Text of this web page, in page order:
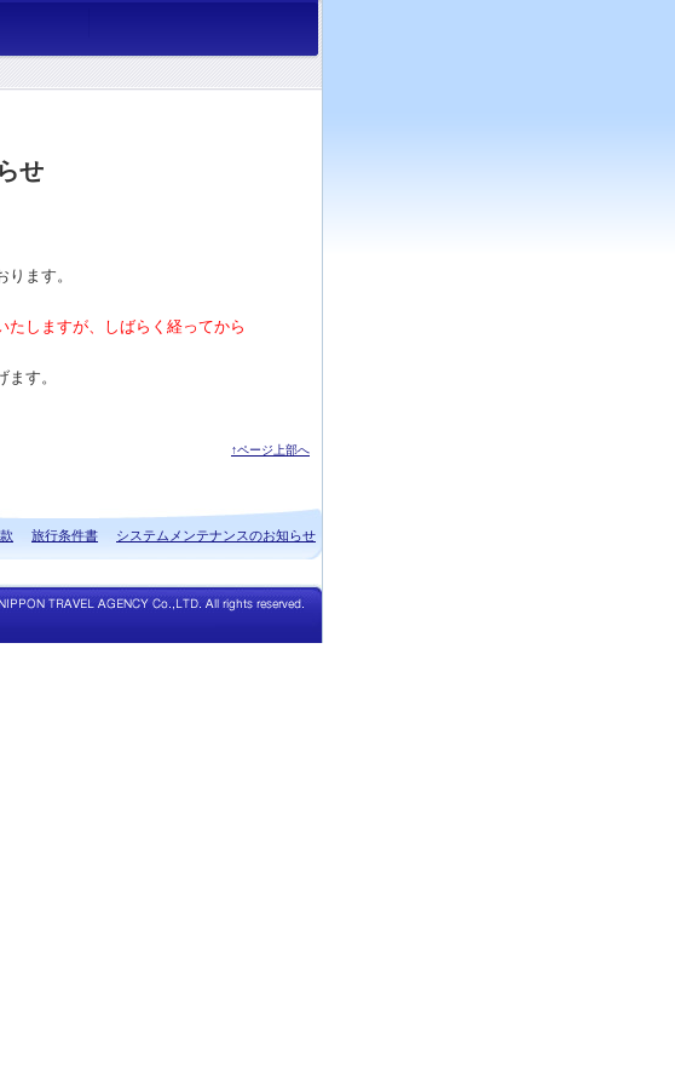
せ
ます。
しますが、しばらく経ってから
す。
↑ページ上部へ
旅行条件書 システムメンテナンスのお知らせ